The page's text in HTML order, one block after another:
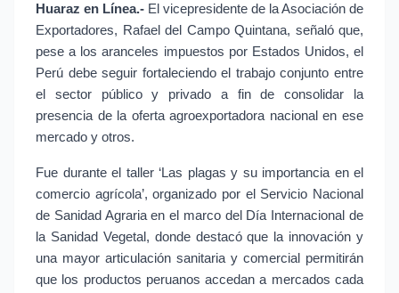
Huaraz en Línea.- El vicepresidente de la Asociación de
Exportadores, Rafael del Campo Quintana, señaló que,
pese a los aranceles impuestos por Estados Unidos, el
Perú debe seguir fortaleciendo el trabajo conjunto entre
el sector público y privado a fin de consolidar la
presencia de la oferta agroexportadora nacional en ese
mercado y otros.
Fue durante el taller ‘Las plagas y su importancia en el
comercio agrícola’, organizado por el Servicio Nacional
de Sanidad Agraria en el marco del Día Internacional de
la Sanidad Vegetal, donde destacó que la innovación y
una mayor articulación sanitaria y comercial permitirán
que los productos peruanos accedan a mercados cada